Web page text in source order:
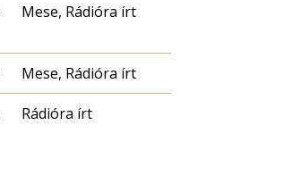
Mese, Rádióra írt
Mese, Rádióra írt
Rádióra írt